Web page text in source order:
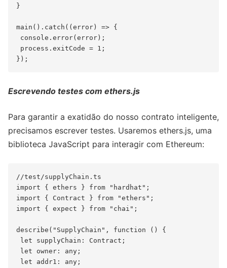
}
main().catch((error) => {
console.error(error);
process.exitCode = 1;
Escrevendo testes com ethers.js
Para garantir a exatidão do nosso contrato inteligente,
precisamos escrever testes. Usaremos ethers.js, uma
biblioteca JavaScript para interagir com Ethereum:
//test/supplyChain.ts
import { ethers } from "hardhat";
import { Contract } from "ethers";
import { expect } from "chai";
describe("SupplyChain", function () {
let supplyChain: Contract;
let owner: any;
let addr1: any;